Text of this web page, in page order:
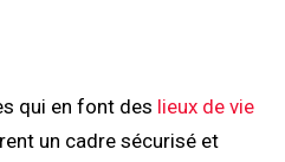
qui en font des lieux de vie
un cadre sécurisé et